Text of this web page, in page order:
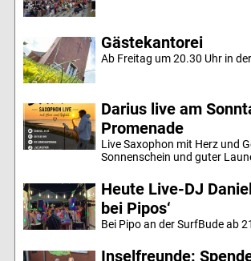
Gästekantorei
Ab Freitag um 20.30 Uhr in
Darius live am
Promenade
Live Saxophon mit Herz und
Sonnenschein und guter
Heute Live-DJ
bei Pipos‘
Bei Pipo an der SurfBude ab
Inselfreunde: